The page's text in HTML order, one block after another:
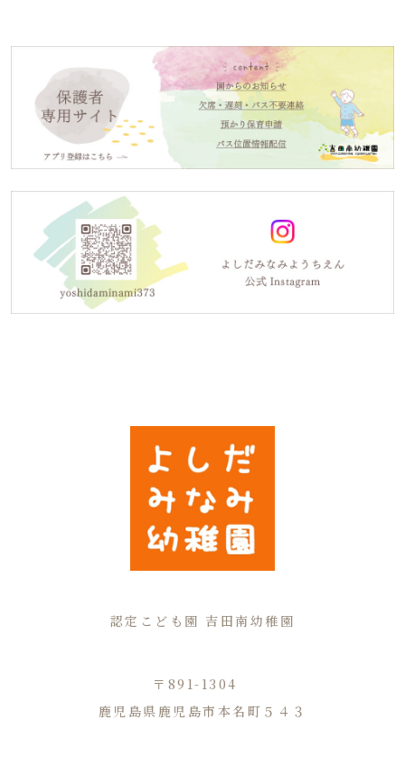
認定こども園 吉田南幼稚園
〒891-1304
鹿児島県鹿児島市本名町５４３